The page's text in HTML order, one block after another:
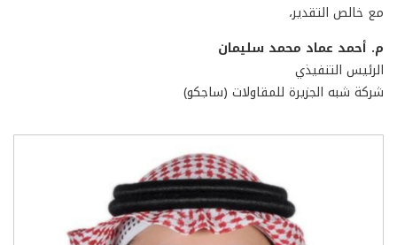
مع خالص التقدير،
م. أحمد عماد محمد سليمان
الرئيس التنفيذي
شركة شبه الجزيرة للمقاولات (ساجكو)